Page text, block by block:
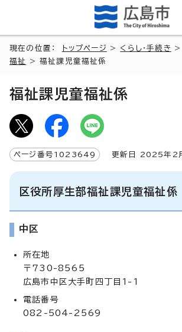
現在の位置： トップページ > くらし・手続き
福祉
> 福祉課児童福祉係
福祉課児童福祉係
ページ番号1023649 更新日 2025年2
区役所厚生部福祉課児童福祉係
中区
所在地
〒730-8565
広島市中区大手町四丁目1-1
電話番号
082-504-2569